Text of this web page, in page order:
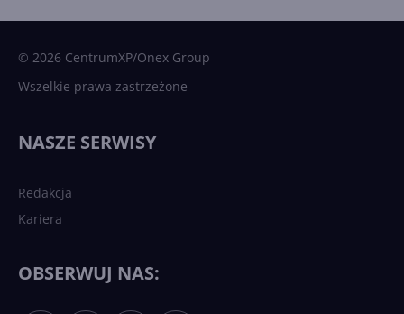
© 2026 CentrumXP/Onex Group
Wszelkie prawa zastrzeżone
NASZE SERWISY
Redakcja
Kariera
OBSERWUJ NAS: